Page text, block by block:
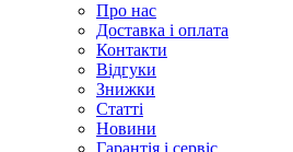
Про нас
Доставка і оплата
Контакти
Відгуки
Знижки
Статті
Новини
Гарантія і сервіс